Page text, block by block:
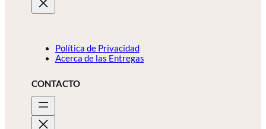
Política de Privacidad
Acerca de las Entregas
CONTACTO